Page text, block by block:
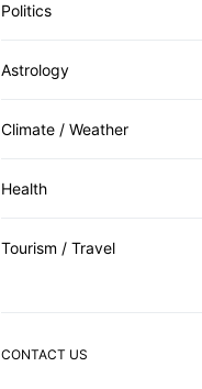
Politics
Astrology
Climate / Weather
Health
Tourism / Travel
CONTACT US